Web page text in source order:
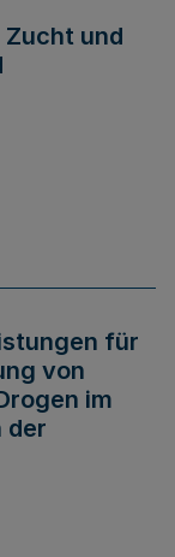
Zucht und
für
von
im
der